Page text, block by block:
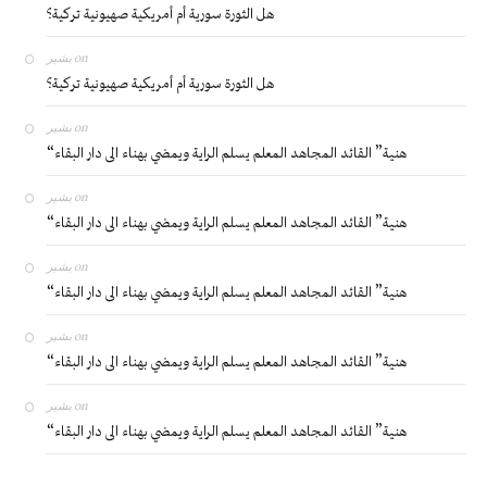
هل الثورة سورية أم أمريكية صهيونية تركية؟
بشير on
هل الثورة سورية أم أمريكية صهيونية تركية؟
بشير on
“هنية” القائد المجاهد المعلم يسلم الراية ويمضي بهناء الى دار البقاء
بشير on
“هنية” القائد المجاهد المعلم يسلم الراية ويمضي بهناء الى دار البقاء
بشير on
“هنية” القائد المجاهد المعلم يسلم الراية ويمضي بهناء الى دار البقاء
بشير on
“هنية” القائد المجاهد المعلم يسلم الراية ويمضي بهناء الى دار البقاء
بشير on
“هنية” القائد المجاهد المعلم يسلم الراية ويمضي بهناء الى دار البقاء